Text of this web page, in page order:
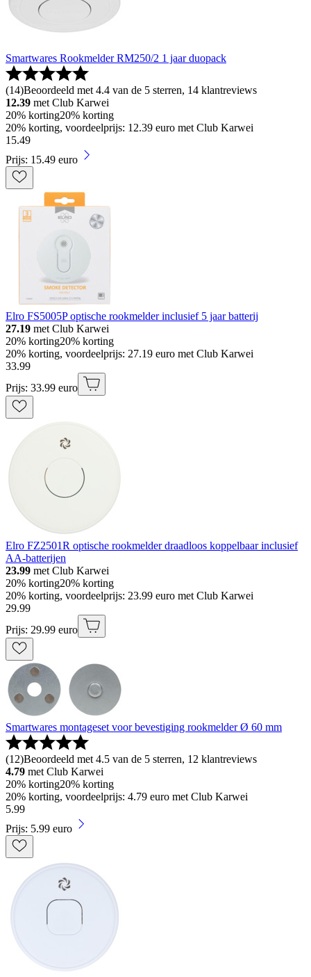
Smartwares Rookmelder RM250/2 1 jaar duopack
(14)Beoordeeld met 4.4 van de 5 sterren, 14 klantreviews
12.39 met Club Karwei
20% korting20% korting
20% korting, voordeelprijs: 12.39 euro met Club Karwei
15.49
Prijs: 15.49 euro
Elro FS5005P optische rookmelder inclusief 5 jaar batterij
27.19 met Club Karwei
20% korting20% korting
20% korting, voordeelprijs: 27.19 euro met Club Karwei
33.99
Prijs: 33.99 euro
Elro FZ2501R optische rookmelder draadloos koppelbaar inclusief
AA-batterijen
23.99 met Club Karwei
20% korting20% korting
20% korting, voordeelprijs: 23.99 euro met Club Karwei
29.99
Prijs: 29.99 euro
Smartwares montageset voor bevestiging rookmelder Ø 60 mm
(12)Beoordeeld met 4.5 van de 5 sterren, 12 klantreviews
4.79 met Club Karwei
20% korting20% korting
20% korting, voordeelprijs: 4.79 euro met Club Karwei
5.99
Prijs: 5.99 euro